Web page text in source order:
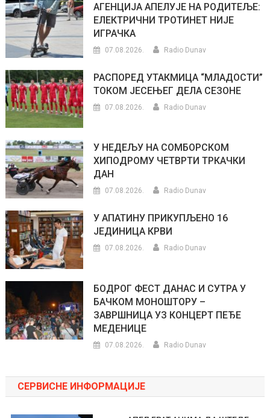
АГЕНЦИЈА АПЕЛУЈЕ НА РОДИТЕЉЕ:
ЕЛЕКТРИЧНИ ТРОТИНЕТ НИЈЕ
ИГРАЧКА
07.08.2026. Radio Dunav
РАСПОРЕД УТАКМИЦА “МЛАДОСТИ”
ТОКОМ ЈЕСЕЊЕГ ДЕЛА СЕЗОНЕ
07.08.2026. Radio Dunav
У НЕДЕЉУ НА СОМБОРСКОМ
ХИПОДРОМУ ЧЕТВРТИ ТРКАЧКИ
ДАН
07.08.2026. Radio Dunav
У АПАТИНУ ПРИКУПЉЕНО 16
ЈЕДИНИЦА КРВИ
07.08.2026. Radio Dunav
БОДРОГ ФЕСТ ДАНАС И СУТРА У
БАЧКОМ МОНОШТОРУ –
ЗАВРШНИЦА УЗ КОНЦЕРТ ПЕЂЕ
МЕДЕНИЦЕ
07.08.2026. Radio Dunav
СЕРВИСНЕ ИНФОРМАЦИЈЕ